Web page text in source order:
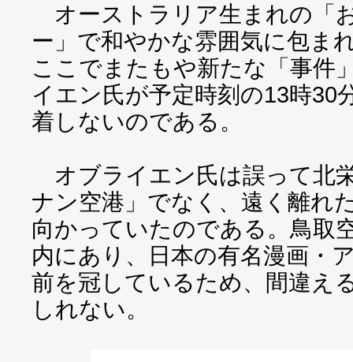
オーストラリア生まれの「
ー」で和やかな雰囲気に包ま
ここでまたもや新たな「事件
イエン氏が予定時刻の13時30
着しないのである。
オブライエン氏は誤って北
ナン空港」でなく、遠く離れ
向かっていたのである。鳥取
内にあり、日本の有名漫画・
前を冠しているため、間違え
しれない。